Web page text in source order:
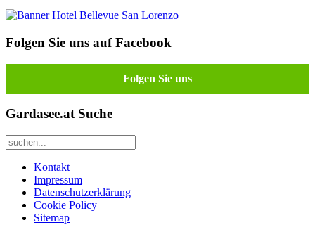
Folgen Sie uns auf Facebook
Folgen Sie uns
Gardasee.at Suche
Kontakt
Impressum
Datenschutzerklärung
Cookie Policy
Sitemap